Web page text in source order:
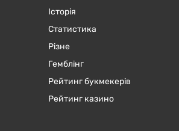
Історія
Статистика
Різне
Гемблінг
Рейтинг букмекерів
Рейтинг казино